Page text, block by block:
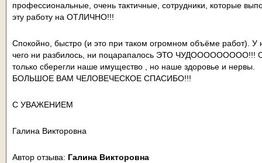
профессиональные, очень тактичные, сотрудники, которые
эту работу на ОТЛИЧНО!!!
Спокойно, быстро (и это при таком огромном объёме работ). У
чего ни разбилось, ни поцарапалось ЭТО ЧУДООООООООО!!!
только сберегли наше имущество , но наше здоровье и нервы.
БОЛЬШОЕ ВАМ ЧЕЛОВЕЧЕСКОЕ СПАСИБО!!!
С УВАЖЕНИЕМ
Галина Викторовна
Автор отзыва: Галина Викторовна